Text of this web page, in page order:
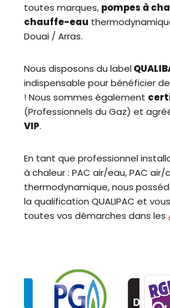
toutes marques, pompes à
chauffe-eau
Douai / Arras.
Nous disposons du label
indispensable pour bénéficier
! Nous sommes également
(Professionnels du Gaz) et
VIP.
En tant que professionnel
à chaleur : PAC air/eau, PAC
thermodynamique, nous
la qualification QUALIPAC et
toutes vos démarches dans les